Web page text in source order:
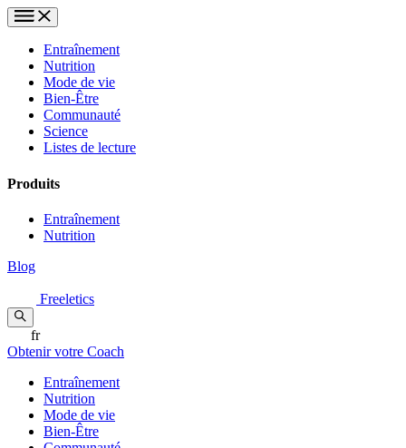
Entraînement
Nutrition
Mode de vie
Bien-Être
Communauté
Science
Listes de lecture
Produits
Entraînement
Nutrition
Blog
Freeletics
fr
Obtenir votre Coach
Entraînement
Nutrition
Mode de vie
Bien-Être